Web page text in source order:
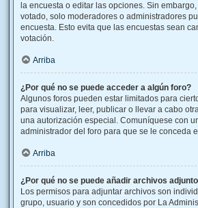
la encuesta o editar las opciones. Sin
votado, solo moderadores o administradores
encuesta. Esto evita que las encuestas sean
votación.
Arriba
¿Por qué no se puede acceder a algún foro?
Algunos foros pueden estar limitados para
para visualizar, leer, publicar o llevar a cabo
una autorización especial. Comuníquese con
administrador del foro para que se le conceda
Arriba
¿Por qué no se puede añadir archivos
Los permisos para adjuntar archivos son
grupo, usuario y son concedidos por La